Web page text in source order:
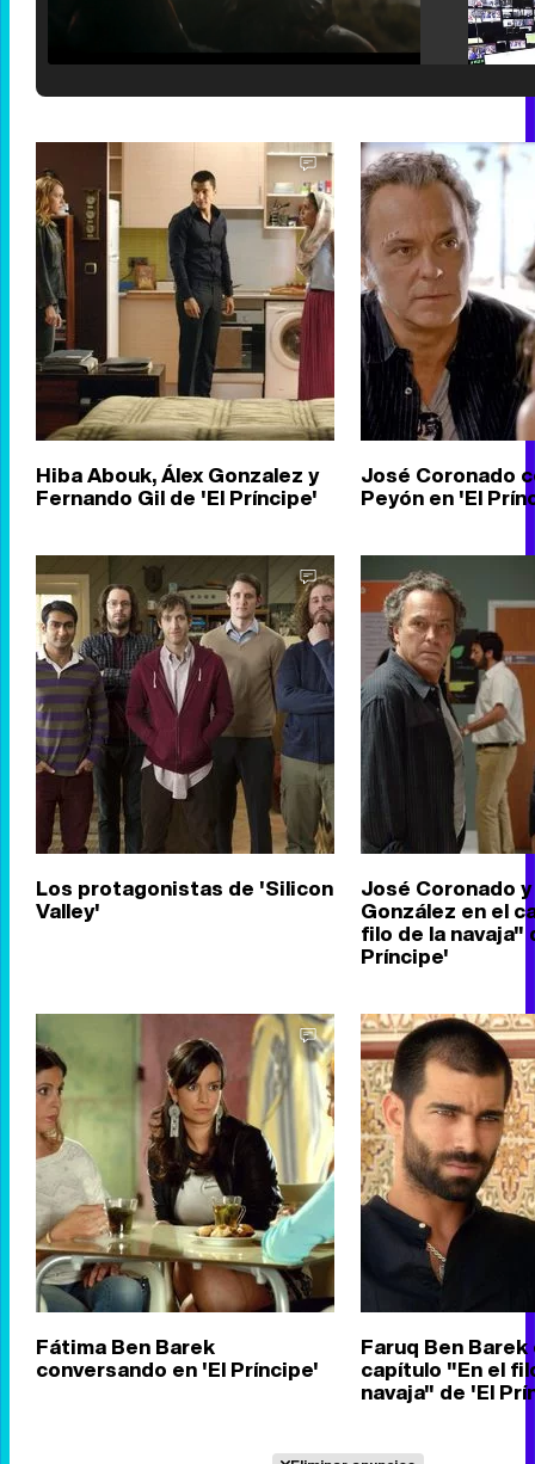
Hiba Abouk, Álex Gonzalez y
Fernando Gil de 'El Príncipe'
José Coronado
Peyón en 'El
Los protagonistas de 'Silicon
Valley'
José Coronado y
González en el
filo de la navaja"
Príncipe'
Fátima Ben Barek
conversando en 'El Príncipe'
Faruq Ben Barek
capítulo "En el
navaja" de 'El